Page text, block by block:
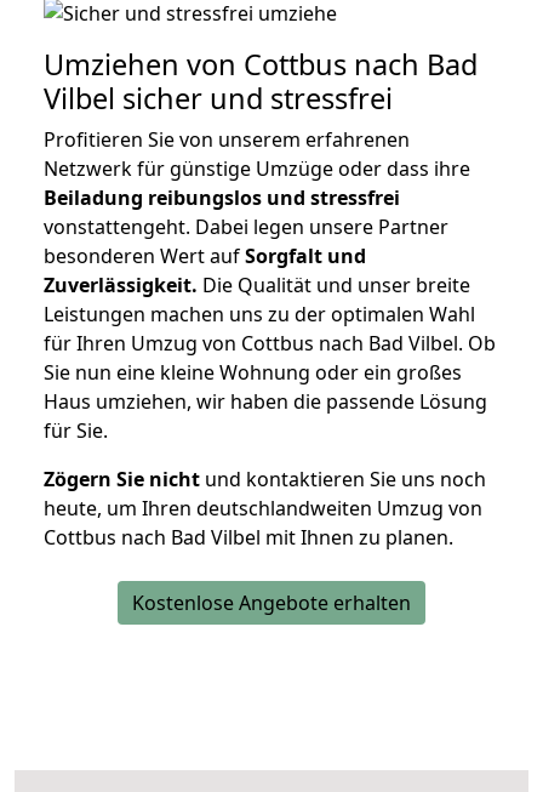
Umziehen von Cottbus nach Bad
Vilbel sicher und stressfrei
Profitieren Sie von unserem erfahrenen
Netzwerk für günstige Umzüge oder dass ihre
Beiladung reibungslos und stressfrei
vonstattengeht. Dabei legen unsere Partner
besonderen Wert aufSorgfalt und
Zuverlässigkeit. Die Qualität und unser breite
Leistungen machen uns zu der optimalen Wahl
für Ihren Umzug von Cottbus nach Bad Vilbel. Ob
Sie nun eine kleine Wohnung oder ein großes
Haus umziehen, wir haben die passende Lösung
für Sie.
Zögern Sie nicht und kontaktieren Sie uns noch
heute, um Ihren deutschlandweiten Umzug von
Cottbus nach Bad Vilbel mit Ihnen zu planen.
Kostenlose Angebote erhalten